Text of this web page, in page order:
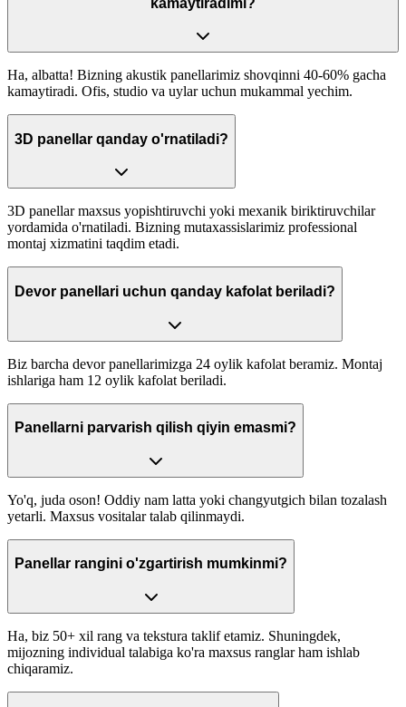
Ha, albatta! Bizning akustik panellarimiz shovqinni 40-60% gacha
kamaytiradi. Ofis, studio va uylar uchun mukammal yechim.
3D panellar qanday o'rnatiladi?
3D panellar maxsus yopishtiruvchi yoki mexanik biriktiruvchilar
yordamida o'rnatiladi. Bizning mutaxassislarimiz professional
montaj xizmatini taqdim etadi.
Devor panellari uchun qanday kafolat beriladi?
Biz barcha devor panellarimizga 24 oylik kafolat beramiz. Montaj
ishlariga ham 12 oylik kafolat beriladi.
Panellarni parvarish qilish qiyin emasmi?
Yo'q, juda oson! Oddiy nam latta yoki changyutgich bilan tozalash
yetarli. Maxsus vositalar talab qilinmaydi.
Panellar rangini o'zgartirish mumkinmi?
Ha, biz 50+ xil rang va tekstura taklif etamiz. Shuningdek,
mijozning individual talabiga ko'ra maxsus ranglar ham ishlab
chiqaramiz.